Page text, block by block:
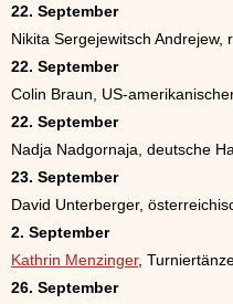
22. September
Nikita Sergejewitsch
22. September
Colin Braun, US-
22. September
Nadja Nadgornaja, deutsche
23. September
David Unterberger,
2. September
Kathrin Menzinger,
26. September